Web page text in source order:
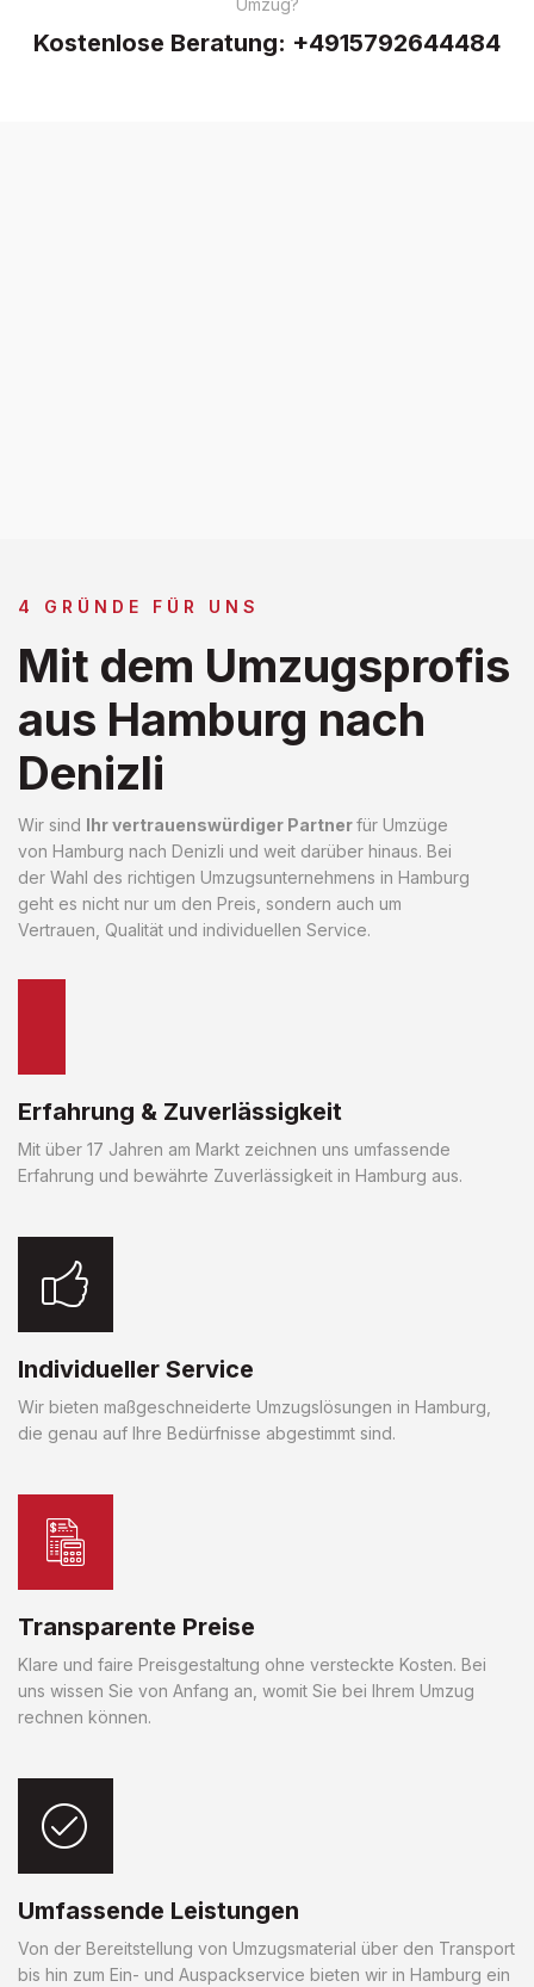
Umzug?
Kostenlose Beratung: +4915792644484
4 GRÜNDE FÜR UNS
Mit dem Umzugsprofis
aus Hamburg nach
Denizli
Wir sind Ihr vertrauenswürdiger Partnerfür Umzüge
von Hamburg nach Denizli und weit darüber hinaus. Bei
der Wahl des richtigen Umzugsunternehmens in Hamburg
geht es nicht nur um den Preis, sondern auch um
Vertrauen, Qualität und individuellen Service.
Erfahrung & Zuverlässigkeit
Mit über 17 Jahren am Markt zeichnen uns umfassende
Erfahrung und bewährte Zuverlässigkeit in Hamburg aus.
Individueller Service
Wir bieten maßgeschneiderte Umzugslösungen in Hamburg,
die genau auf Ihre Bedürfnisse abgestimmt sind.
Transparente Preise
Klare und faire Preisgestaltung ohne versteckte Kosten. Bei
uns wissen Sie von Anfang an, womit Sie bei Ihrem Umzug
rechnen können.
Umfassende Leistungen
Von der Bereitstellung von Umzugsmaterial über den Transport
bis hin zum Ein- und Auspackservice bieten wir in Hamburg ein